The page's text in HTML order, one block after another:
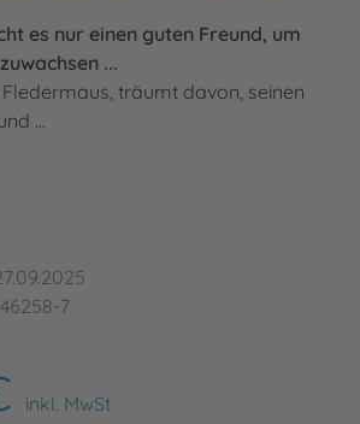
es nur einen guten Freund, um
...
träumt davon, seinen
…
7
inkl. MwSt